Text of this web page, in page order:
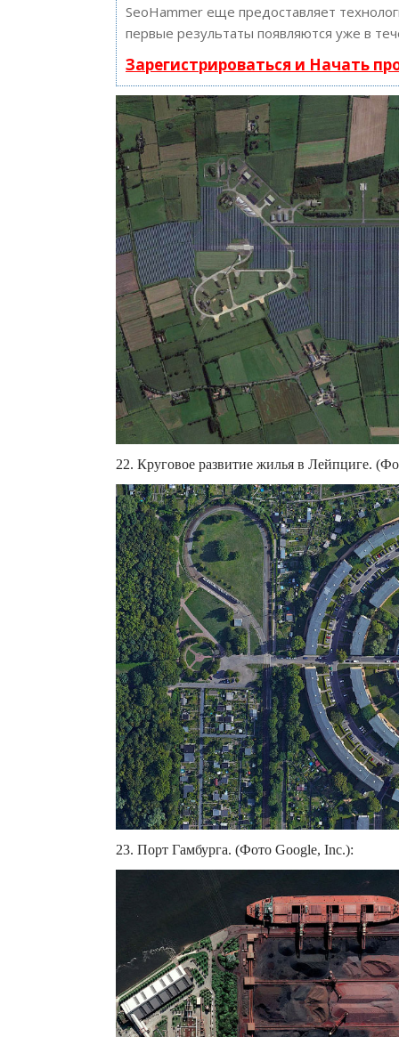
SeoHammer еще предоставляет
первые результаты появляются уже в
Зарегистрироваться и Начать
22. Круговое развитие жилья в Лейпциге.
23. Порт Гамбурга. (Фото Google, Inc.):